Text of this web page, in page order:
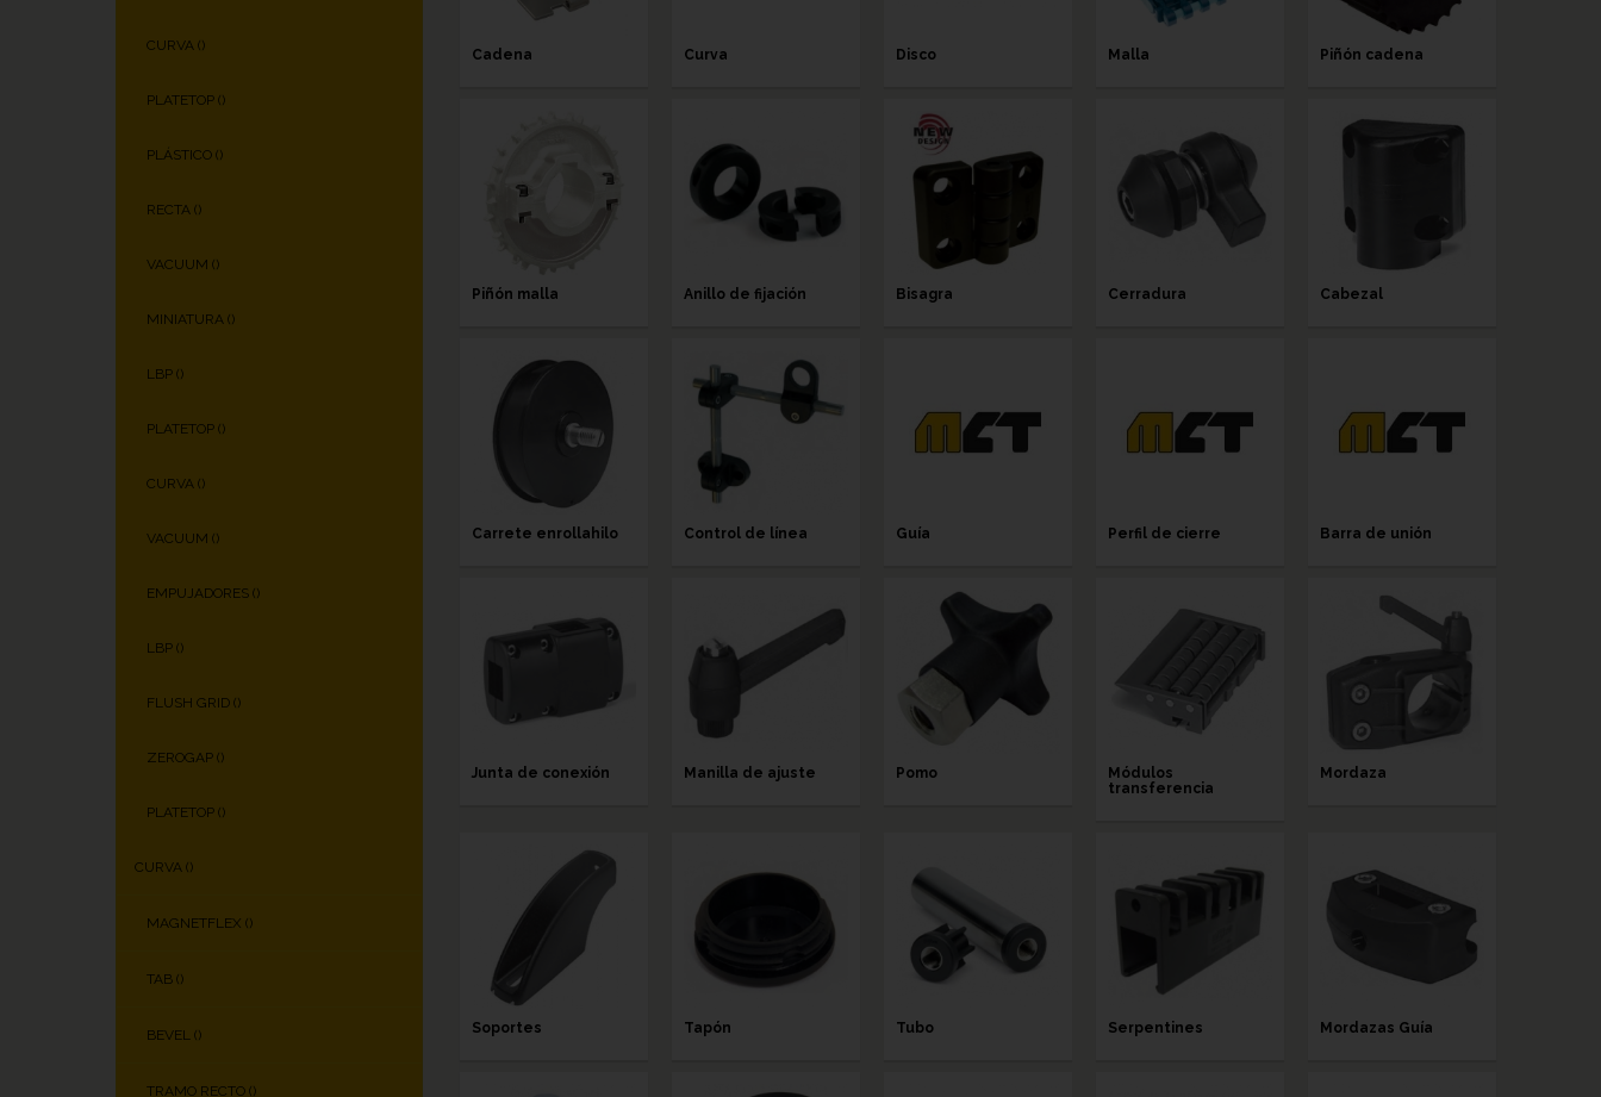
CURVA ()
PLATETOP ()
PLÁSTICO ()
RECTA ()
VACUUM ()
MINIATURA ()
LBP ()
PLATETOP ()
CURVA ()
VACUUM ()
EMPUJADORES ()
LBP ()
FLUSH GRID ()
ZEROGAP ()
PLATETOP ()
CURVA ()
MAGNETFLEX ()
TAB ()
BEVEL ()
TRAMO RECTO ()
Cadena Curva Disco Malla Piñón cadena
Piñón malla Anillo de fijación Bisagra Cerradura Cabezal
Carrete enrollahilo Control de línea Guía Perfil de cierre Barra de unión
Junta de conexión Manilla de ajuste Pomo
Módulos
transferencia
Mordaza
Soportes Tapón Tubo Serpentines Mordazas Guía